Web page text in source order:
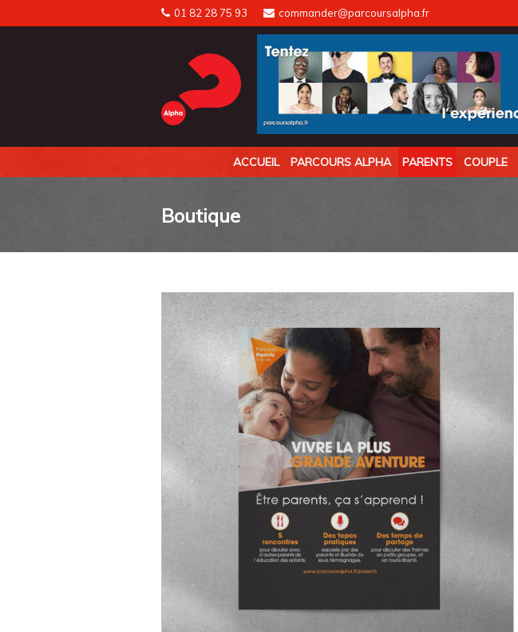
to
01 82 28 75 93 commander@parcoursalpha.fr
ACCUEIL PARCOURS ALPHA PARENTS COUPLE
Boutique